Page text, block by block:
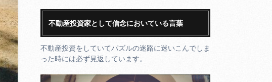
不動産投資家として信念においている言葉
不動産投資をしていてパズルの迷路に迷いこんでしま
った時には必ず見返しています。